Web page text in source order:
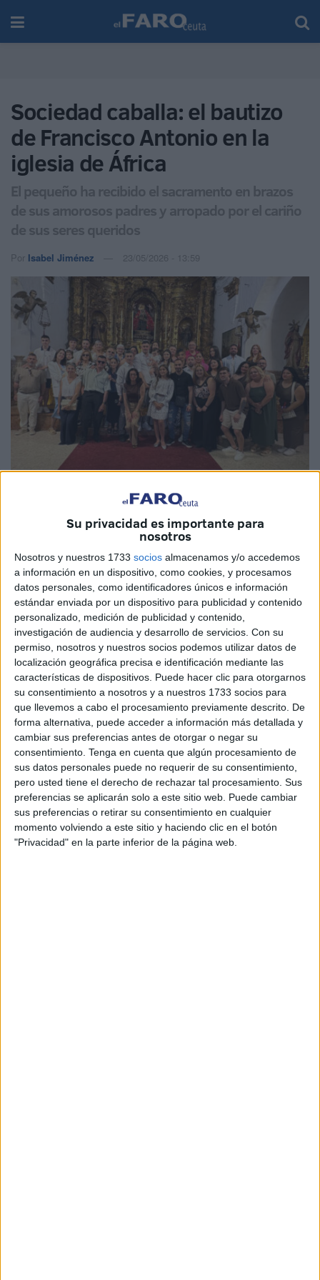
Su privacidad es importante para
nosotros
Nosotros y nuestros 1733 socios almacenamos y/o accedemos
a información en un dispositivo, como cookies, y procesamos
datos personales, como identificadores únicos e información
estándar enviada por un dispositivo para publicidad y contenido
personalizado, medición de publicidad y contenido,
investigación de audiencia y desarrollo de servicios. Con su
permiso, nosotros y nuestros socios podemos utilizar datos de
localización geográfica precisa e identificación mediante las
características de dispositivos. Puede hacer clic para otorgarnos
su consentimiento a nosotros y a nuestros 1733 socios para
que llevemos a cabo el procesamiento previamente descrito. De
forma alternativa, puede acceder a información más detallada y
cambiar sus preferencias antes de otorgar o negar su
consentimiento. Tenga en cuenta que algún procesamiento de
sus datos personales puede no requerir de su consentimiento,
pero usted tiene el derecho de rechazar tal procesamiento. Sus
preferencias se aplicarán solo a este sitio web. Puede cambiar
sus preferencias o retirar su consentimiento en cualquier
momento volviendo a este sitio y haciendo clic en el botón
"Privacidad" en la parte inferior de la página web.
Sociedad caballa: el bautizo
de Francisco Antonio en la
iglesia de África
El pequeño ha recibido el sacramento en brazos
de sus amorosos padres y arropado por el cariño
de sus seres queridos
Por Isabel Jiménez 23/05/2026 - 13:59
ElSantuario de Santa María de Áfricaha sido el
escenario de una celebración inolvidable este sábado 23
de mayo enCeuta. Y es que el pequeñoFrancisco
Antonioha recibido el sacramento delbautismo
ceremonia cargada de fe y alegría.
El evento, ha tenido lugar pasadas las doce de la mañana
y ha contado con la presencia de sus padres y familiares,
quienes han arropado al niño en este paso tan significativo
en su vida.